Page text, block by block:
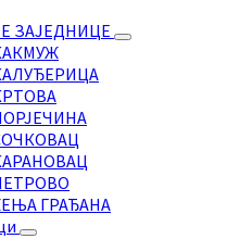
ЗАЈЕДНИЦЕ
ГРАЂАНА